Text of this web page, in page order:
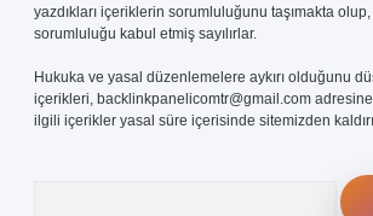
yazdıkları içeriklerin sorumluluğunu taşımakta
sorumluluğu kabul etmiş sayılırlar.
Hukuka ve yasal düzenlemelere aykırı olduğunu
içerikleri, backlinkpanelicomtr@gmail.com
ilgili içerikler yasal süre içerisinde sitemizden